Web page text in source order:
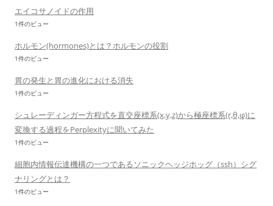
エイコサノイドの作用
1件のビュー
ホルモン(hormones)とは？ホルモンの役割
1件のビュー
胃の発生と胃の進化における消失
1件のビュー
シュレーディンガー方程式を直交座標系(x,y,z)から極座標系(r,θ,φ)に
変換する過程をPerplexityに聞いてみた
1件のビュー
細胞内情報伝達機構の一つであるソニックヘッジホッグ（ssh）シグ
ナリングとは？
1件のビュー